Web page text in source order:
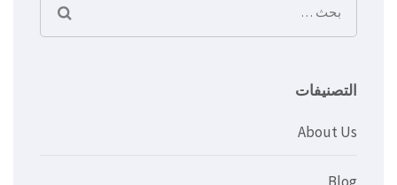
البحث
عن:
التصنيفات
About Us